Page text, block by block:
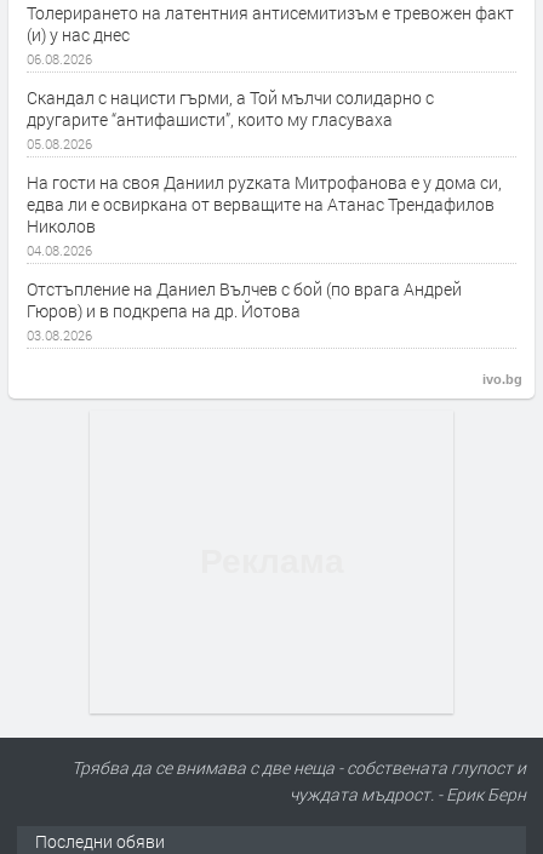
Толерирането на латентния антисемитизъм е тревожен факт
(и) у нас днес
06.08.2026
Скандал с нацисти гърми, а Той мълчи солидарно с
другарите “антифашисти”, които му гласуваха
05.08.2026
На гости на своя Даниил руzката Митрофанова е у дома си,
едва ли е освиркана от верващите на Атанас Трендафилов
Николов
04.08.2026
Отстъпление на Даниел Вълчев с бой (по врага Андрей
Гюров) и в подкрепа на др. Йотова
03.08.2026
ivo.bg
Трябва да се внимава с две неща - собствената глупост и
чуждата мъдрост. - Ерик Берн
Последни обяви